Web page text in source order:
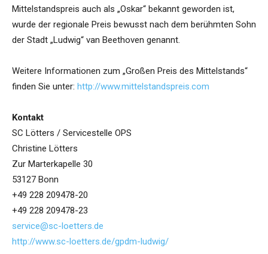
Mittelstandspreis auch als „Oskar“ bekannt geworden ist,
wurde der regionale Preis bewusst nach dem berühmten Sohn
der Stadt „Ludwig“ van Beethoven genannt.
Weitere Informationen zum „Großen Preis des Mittelstands“
finden Sie unter: http://www.mittelstandspreis.com
Kontakt
SC Lötters / Servicestelle OPS
Christine Lötters
Zur Marterkapelle 30
53127 Bonn
+49 228 209478-20
+49 228 209478-23
service@sc-loetters.de
http://www.sc-loetters.de/gpdm-ludwig/